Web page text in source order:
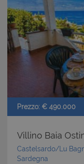
Prezzo: € 490.000
Villino Baia
Castelsardo/Lu
Sardegna